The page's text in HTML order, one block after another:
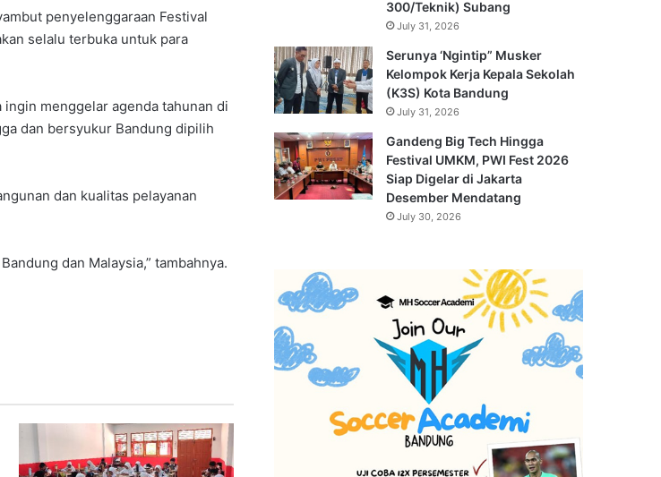
penyelenggaraan Festival
selalu terbuka untuk para
ingin menggelar agenda tahunan di
dan bersyukur Bandung dipilih
dan kualitas pelayanan
dan Malaysia,” tambahnya.
300/Teknik) Subang
July 31, 2026
Serunya ‘Ngintip” Musker
Kelompok Kerja Kepala Sekolah
(K3S) Kota Bandung
July 31, 2026
Gandeng Big Tech Hingga
Festival UMKM, PWI Fest 2026
Siap Digelar di Jakarta
Desember Mendatang
July 30, 2026